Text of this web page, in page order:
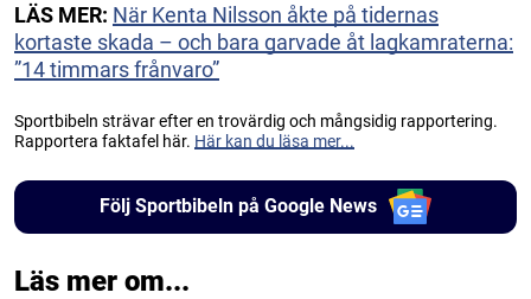
LÄS MER: När Kenta Nilsson åkte på tidernas
kortaste skada – och bara garvade åt lagkamraterna:
”14 timmars frånvaro”
Sportbibeln strävar efter en trovärdig och mångsidig rapportering.
Rapportera faktafel här. Här kan du läsa mer...
Följ Sportbibeln på Google News
Läs mer om...